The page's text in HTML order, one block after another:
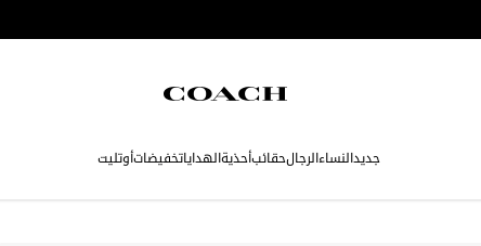
جديدالنساءالرجالحقائبأحذيةالهداياتخفيضاتأوتليت